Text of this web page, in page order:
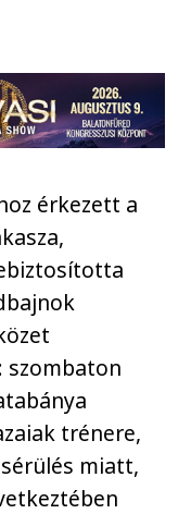
érkezett a
szombaton
trénere,
miatt,